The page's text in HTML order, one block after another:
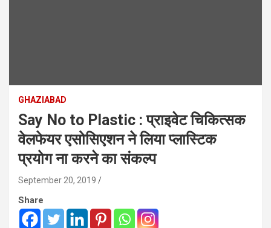
GHAZIABAD
Say No to Plastic : प्राइवेट चिकित्सक
वेलफेयर एसोसिएशन ने लिया प्लास्टिक
प्रयोग ना करने का संकल्प
September 20, 2019
Share